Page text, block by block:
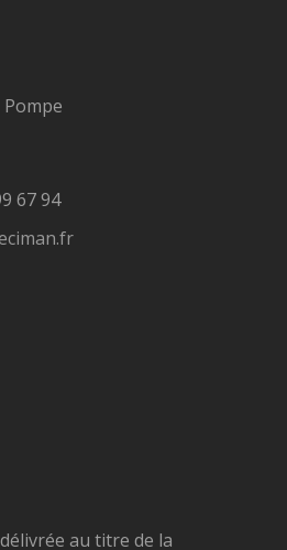
Pompe
67 94
au titre de la